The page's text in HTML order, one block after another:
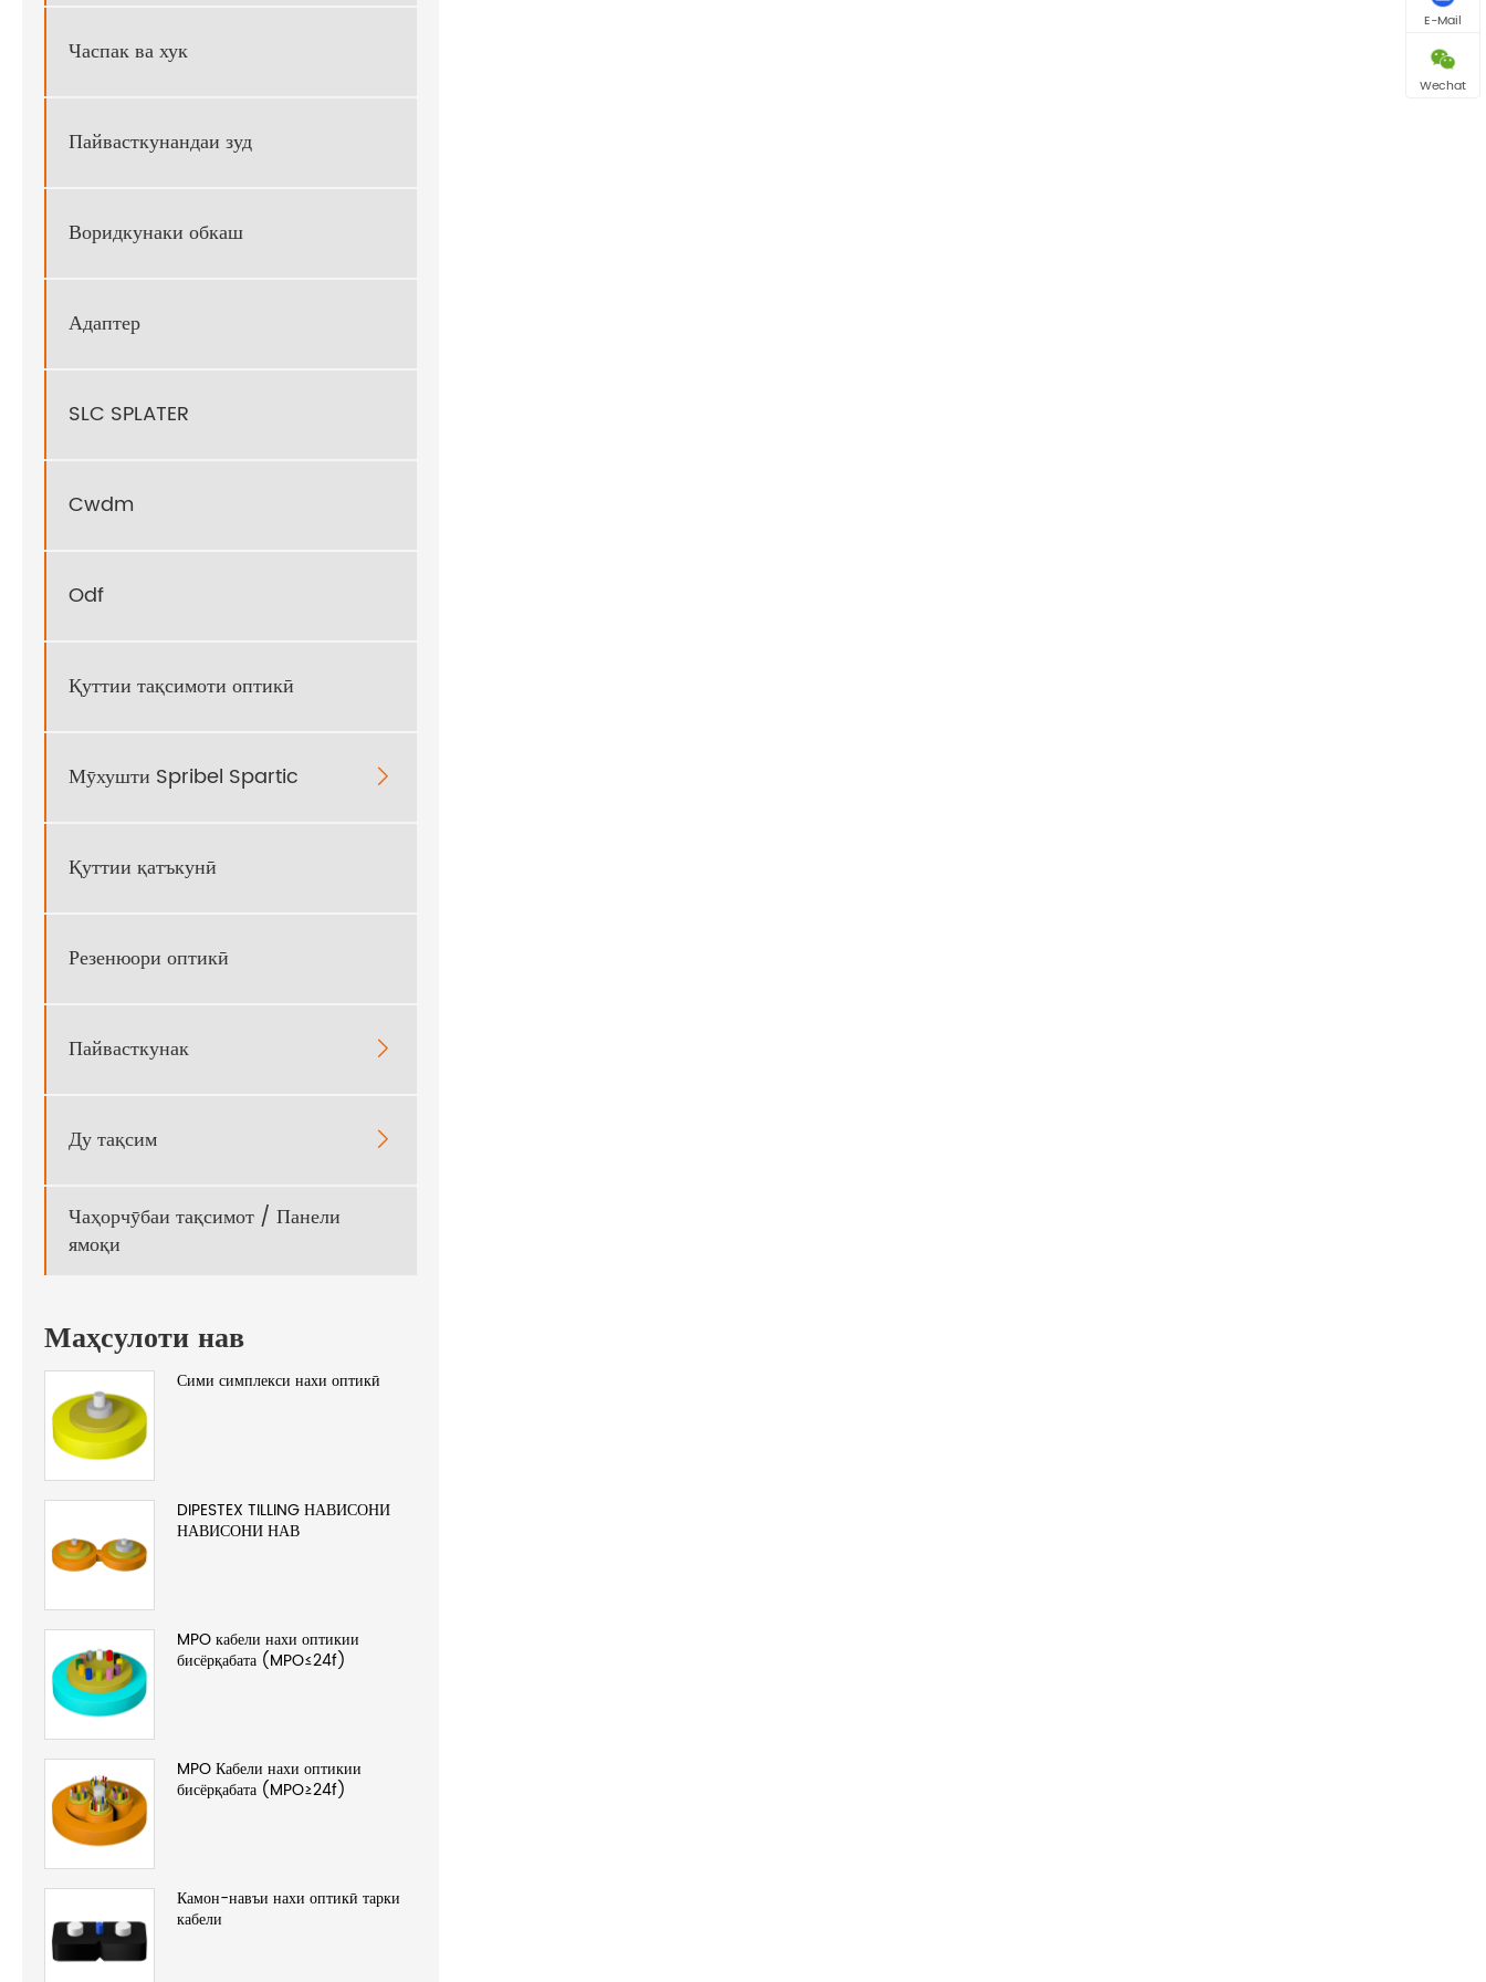
Часпак ва хук
Пайвасткунандаи зуд
Воридкунаки обкаш
Адаптер
SLC SPLATER
Cwdm
Odf
Қуттии тақсимоти оптикӣ
Мӯхушти Spribel Spartic 
Қуттии қатъкунӣ
Резенюори оптикӣ
Пайвасткунак 
Ду тақсим 
Чаҳорчӯбаи тақсимот / Панели
ямоқи
Маҳсулоти нав
Сими симплекси нахи оптикӣ
DIPESTEX TILLING НАВИСОНИ
НАВИСОНИ НАВ
MPO кабели нахи оптикии
бисёрқабата (MPO≤24f)
MPO Кабели нахи оптикии
бисёрқабата (MPO≥24f)
Камон-навъи нахи оптикӣ тарки
кабели
E-Mail
Wechat